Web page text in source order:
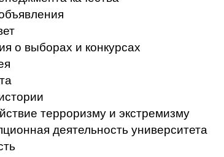
о выборах и конкурсах
терроризму и экстремизму
деятельность университета